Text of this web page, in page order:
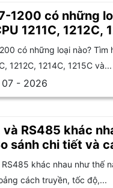
1200 có những
1211C, 1212C,
1217C
có những loại nào? Tìm
1212C, 1214C, 1215C và...
- 2026
và RS485 khác
sánh chi tiết và
RS485 khác nhau như thế
cách truyền, tốc độ,...